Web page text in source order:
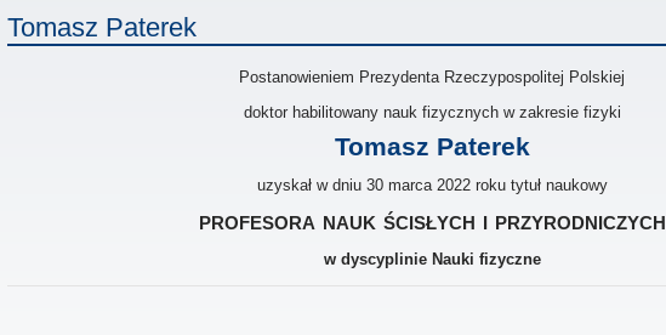
Tomasz Paterek
Postanowieniem Prezydenta Rzeczypospolitej Polskiej
doktor habilitowany nauk fizycznych w zakresie fizyki
Tomasz Paterek
uzyskał w dniu 30 marca 2022 roku tytuł naukowy
profesora nauk ścisłych i przyrodniczych
w dyscyplinie Nauki fizyczne